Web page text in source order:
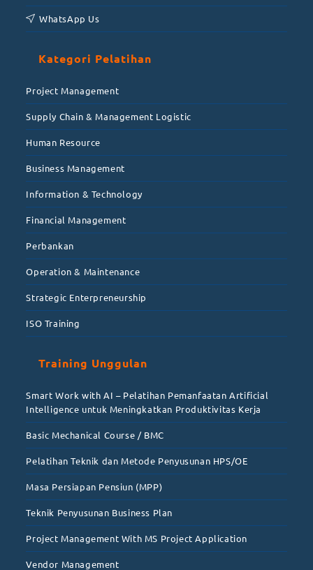
WhatsApp Us
Kategori Pelatihan
Project Management
Supply Chain & Management Logistic
Human Resource
Business Management
Information & Technology
Financial Management
Perbankan
Operation & Maintenance
Strategic Enterpreneurship
ISO Training
Training Unggulan
Smart Work with AI – Pelatihan Pemanfaatan Artificial
Intelligence untuk Meningkatkan Produktivitas Kerja
Basic Mechanical Course / BMC
Pelatihan Teknik dan Metode Penyusunan HPS/OE
Masa Persiapan Pensiun (MPP)
Teknik Penyusunan Business Plan
Project Management With MS Project Application
Vendor Management